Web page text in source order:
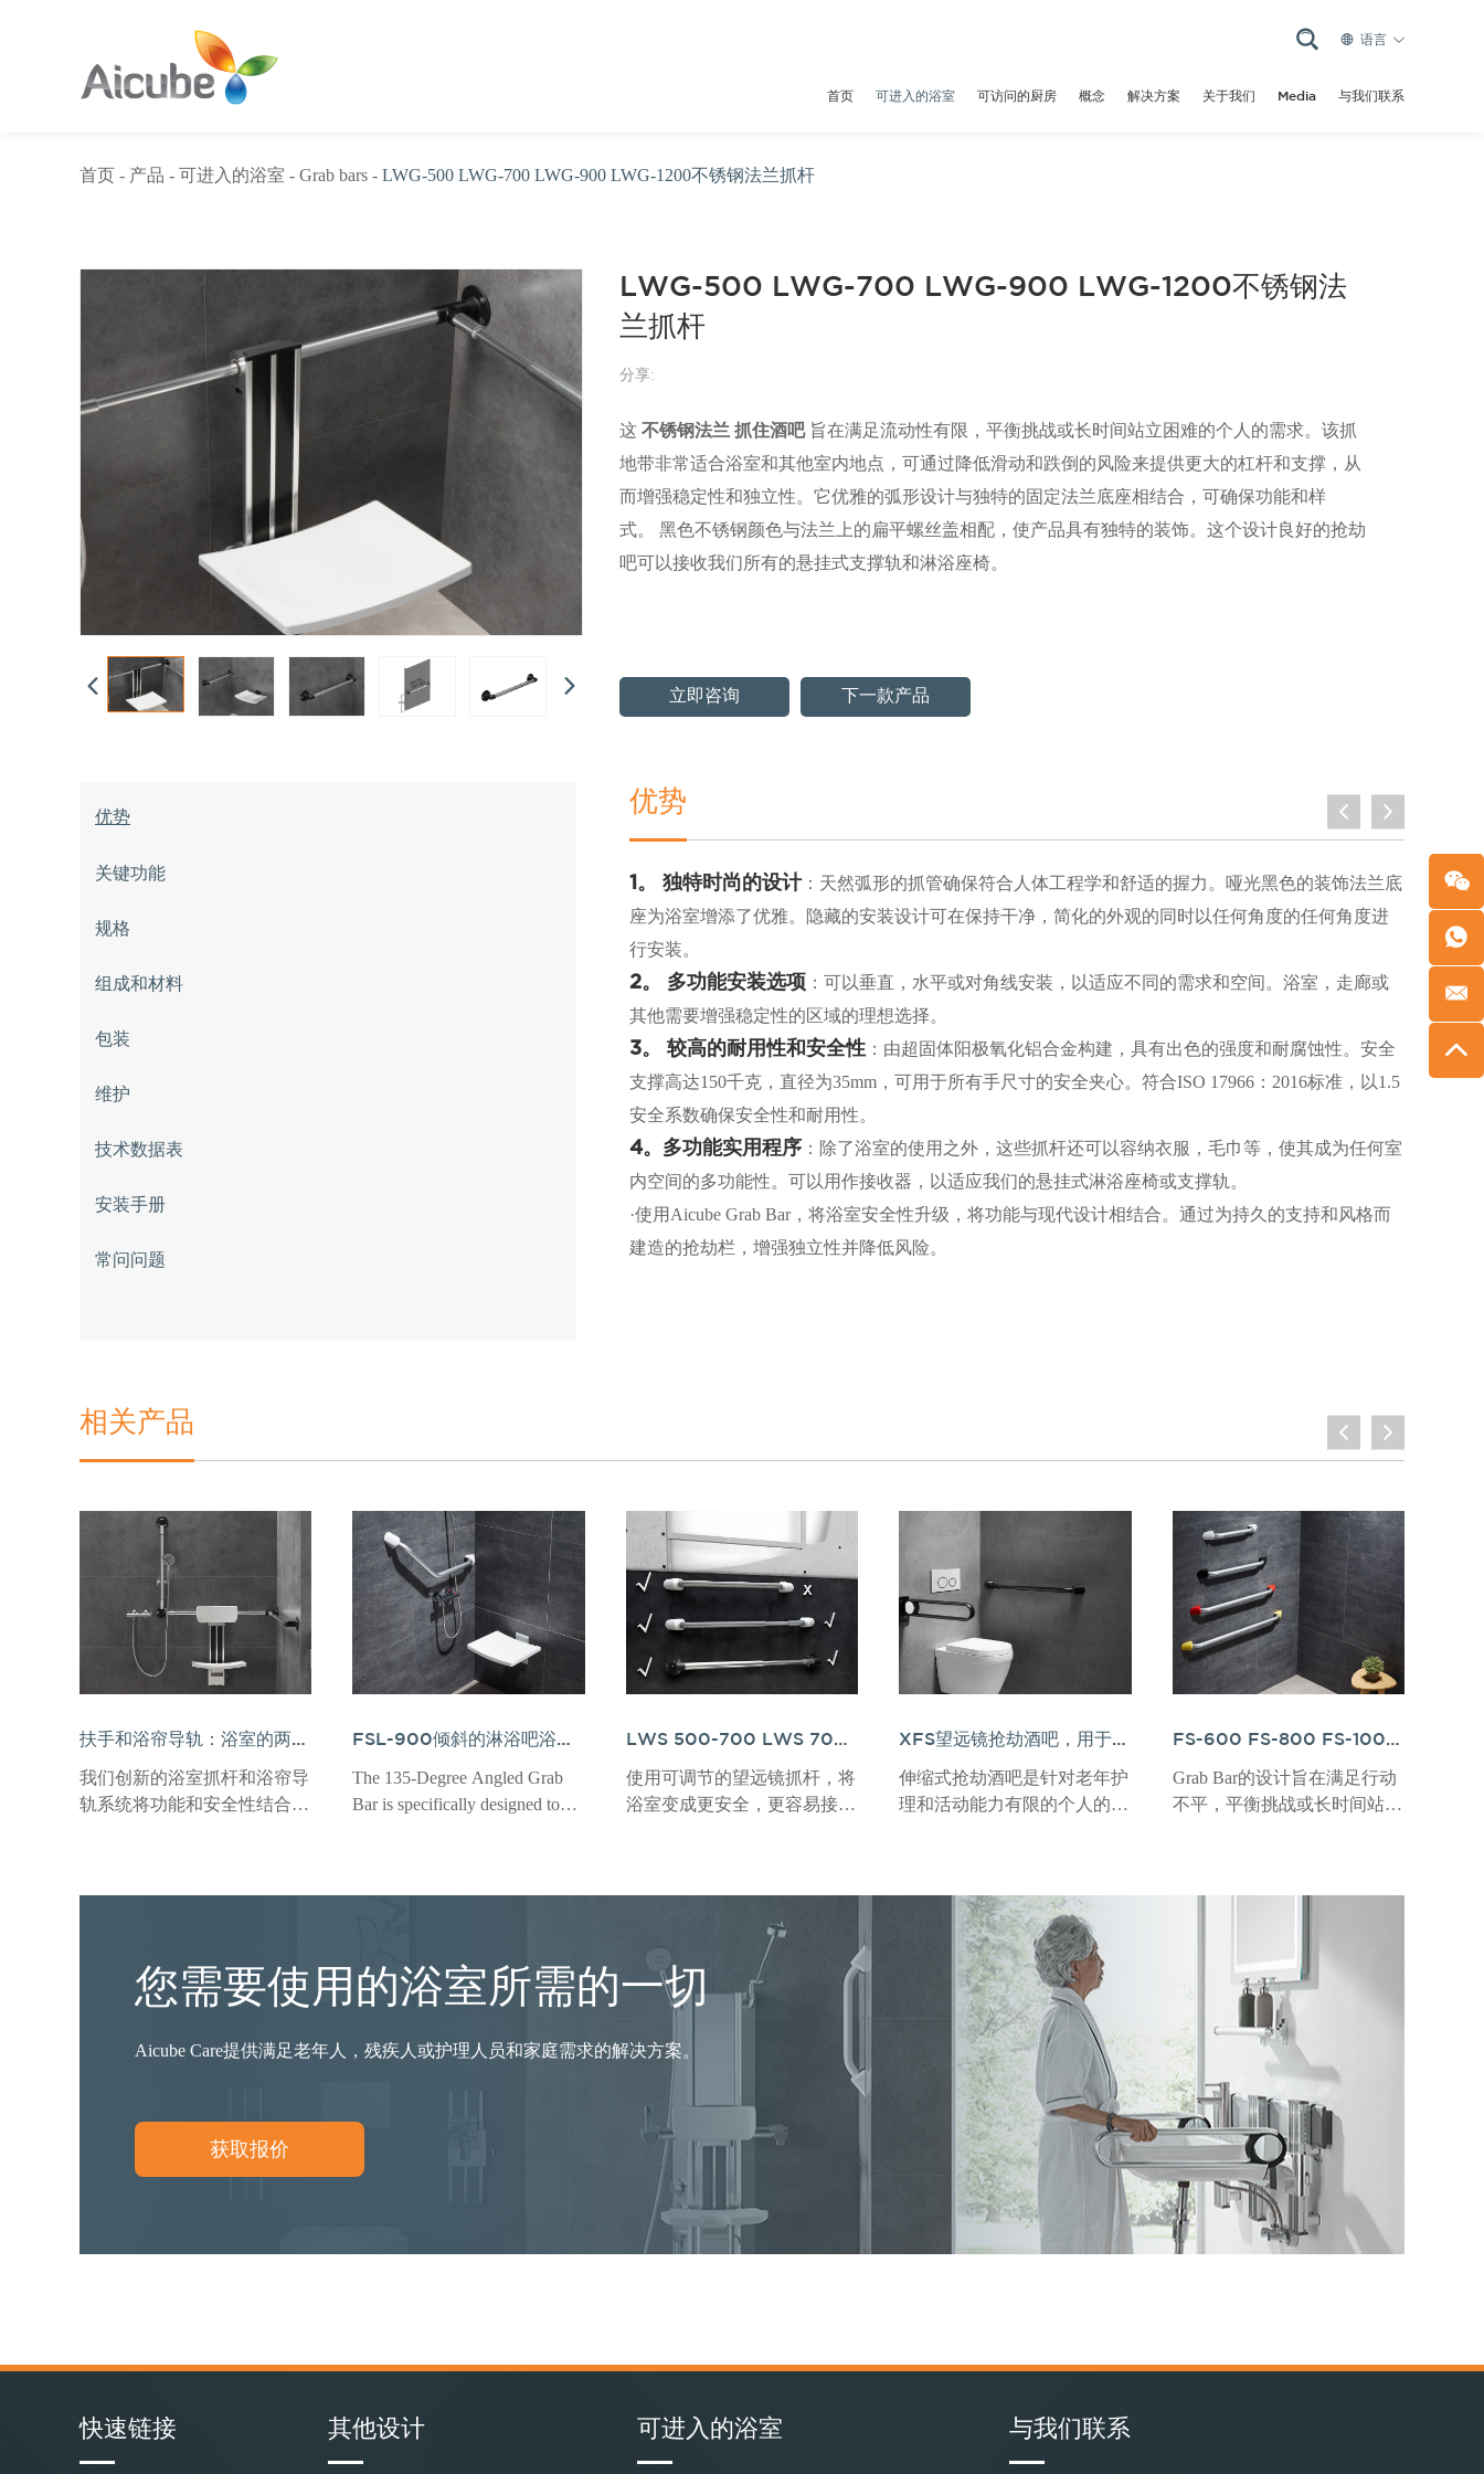
语言
首页 可进入的浴室 可访问的厨房 概念 解决方案 关于我们 Media 与我们联系
首页 - 产品 - 可进入的浴室 - Grab bars - LWG-500 LWG-700 LWG-900 LWG-1200不锈钢法兰抓杆
LWG-500 LWG-700 LWG-900 LWG-1200不锈钢法
兰抓杆
分享:
这 不锈钢法兰 抓住酒吧旨在满足流动性有限，平衡挑战或长时间站立困难的个人的需求。该抓
地带非常适合浴室和其他室内地点，可通过降低滑动和跌倒的风险来提供更大的杠杆和支撑，从
而增强稳定性和独立性。它优雅的弧形设计与独特的固定法兰底座相结合，可确保功能和样
式。 黑色不锈钢颜色与法兰上的扁平螺丝盖相配，使产品具有独特的装饰。这个设计良好的抢劫
吧可以接收我们所有的悬挂式支撑轨和淋浴座椅。
立即咨询 下一款产品
优势
关键功能
规格
组成和材料
包装
维护
技术数据表
安装手册
常问问题
优势
1。 独特时尚的设计：天然弧形的抓管确保符合人体工程学和舒适的握力。哑光黑色的装饰法兰底
座为浴室增添了优雅。隐藏的安装设计可在保持干净，简化的外观的同时以任何角度的任何角度进
行安装。
2。 多功能安装选项 ：可以垂直，水平或对角线安装，以适应不同的需求和空间。浴室，走廊或
其他需要增强稳定性的区域的理想选择。
3。 较高的耐用性和安全性 ：由超固体阳极氧化铝合金构建，具有出色的强度和耐腐蚀性。安全
支撑高达150千克，直径为35mm，可用于所有手尺寸的安全夹心。符合ISO 17966：2016标准，以1.5
安全系数确保安全性和耐用性。
4。 多功能实用程序 ：除了浴室的使用之外，这些抓杆还可以容纳衣服，毛巾等，使其成为任何室
内空间的多功能性。可以用作接收器，以适应我们的悬挂式淋浴座椅或支撑轨。
·使用Aicube Grab Bar，将浴室安全性升级，将功能与现代设计相结合。通过为持久的支持和风格而
建造的抢劫栏，增强独立性并降低风险。
相关产品
扶手和浴帘导轨：浴室的两合一安全解决方案
我们创新的浴室抓杆和浴帘导
轨系统将功能和安全性结合在
FSL-900倾斜的淋浴吧浴室 - 专业概述
The 135-Degree Angled Grab
Bar is specifically designed to
LWS 500-700 LWS 700-1000 LWS 900-1200可调式望远镜抢夺吧：浴室老年护理的最终解决方案
使用可调节的望远镜抓杆，将
浴室变成更安全，更容易接近
美学结合在一起。
XFS望远镜抢劫酒吧，用于浴室的老年护理
伸缩式抢劫酒吧是针对老年护
理和活动能力有限的个人的尖
到现代的浴室内饰中。
FS-600 FS-800 FS-1000 FS-1000 FS-1200淋浴酒吧，用于浴室的老年护理
Grab Bar的设计旨在满足行动
不平，平衡挑战或长时间站立
您需要使用的浴室所需的一切
Aicube Care提供满足老年人，残疾人或护理人员和家庭需求的解决方案。
获取报价
快速链接 其他设计 可进入的浴室 与我们联系